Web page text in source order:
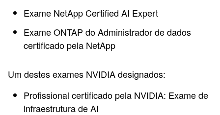
Exame NetApp Certified AI Expert
Exame ONTAP do Administrador de dados
certificado pela NetApp
Um destes exames NVIDIA designados:
Profissional certificado pela NVIDIA: Exame de
infraestrutura de AI